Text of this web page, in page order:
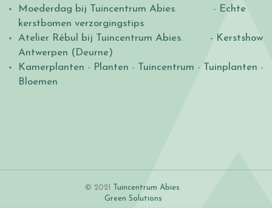
Moederdag bij Tuincentrum Abies. - Echte
kerstbomen verzorgingstips
Atelier Rébul bij Tuincentrum Abies.
- Kerstshow
Antwerpen (Deurne)
Kamerplanten - Planten - Tuincentrum - Tuinplanten -
Bloemen
© 2021 Tuincentrum Abies.
Green Solutions